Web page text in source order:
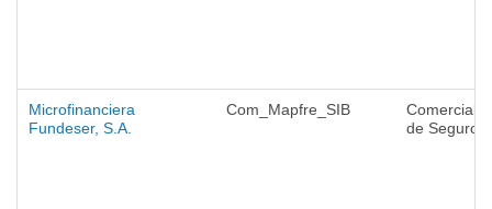
Microfinanciera
Fundeser, S.A.
Com_Mapfre_SIB
de Seguros